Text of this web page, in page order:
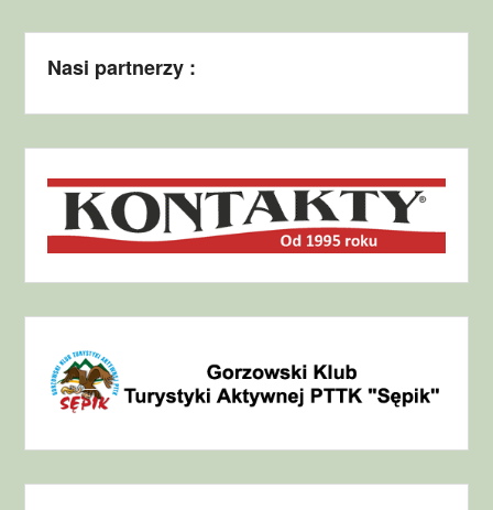
Nasi partnerzy :